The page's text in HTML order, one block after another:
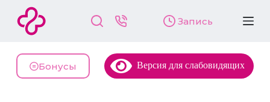
й
и
Запись
Бонусы Версия для слабовидящих